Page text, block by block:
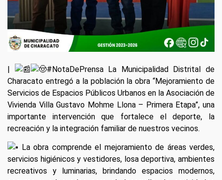
| #NotaDePrensaLa Municipalidad Distrital de
Characato entregó a la población la obra “Mejoramiento de
Servicios de Espacios Públicos Urbanos en la Asociación de
Vivienda Villa Gustavo Mohme Llona – Primera Etapa”, una
importante intervención que fortalece el deporte, la
recreación y la integración familiar de nuestros vecinos.
La obra comprende el mejoramiento de áreas verdes,
servicios higiénicos y vestidores, losa deportiva, ambientes
recreativos y luminarias, brindando espacios modernos,